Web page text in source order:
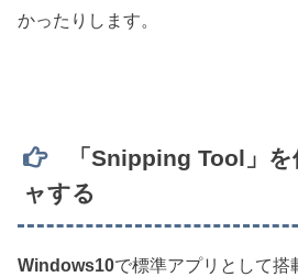
かったりします。
「Snipping Tool」
ャする
Windows10で標準アプリとして搭